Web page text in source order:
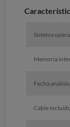
Sistema
Memoria
Fecha análisis
Cable incluido